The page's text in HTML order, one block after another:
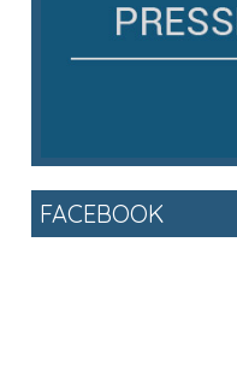
FACEBOOK